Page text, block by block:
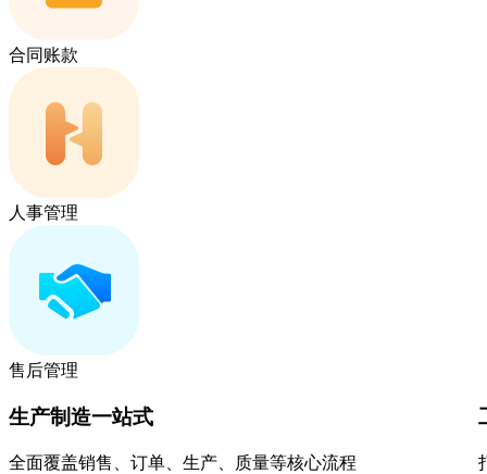
合同账款
人事管理
售后管理
生产制造一站式
全面覆盖销售、订单、生产、质量等核心流程